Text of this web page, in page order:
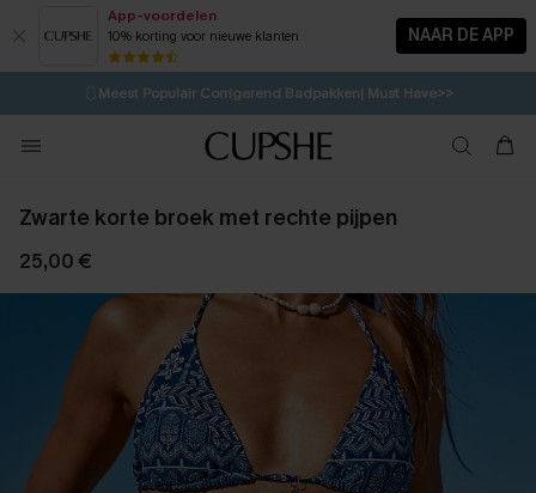
App-voordelen
10% korting voor nieuwe klanten NAAR DE APP
⚡️LAATSTE KANS | Tot 50% korting>>
🩱Meest Populair Corrigerend Badpakken| Must Have>>
💌Abonneer je & ontvang tot 15% korting>>
Koop 3, krijg 15% korting | CODE: SW15 16H:54M:30S
Zwarte korte broek met rechte pijpen
25,00 €